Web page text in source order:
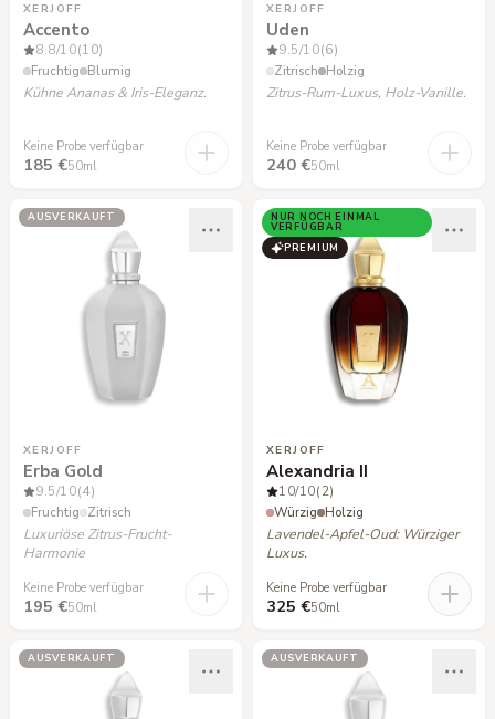
XERJOFF
Accento
8.8/10(10)
Fruchtig Blumig
Kühne Ananas & Iris-Eleganz.
Keine Probe verfügbar
185 €50ml
XERJOFF
Uden
9.5/10(6)
Zitrisch Holzig
Zitrus-Rum-Luxus, Holz-Vanille.
Keine Probe verfügbar
240 €50ml
AUSVERKAUFT
XERJOFF
Erba Gold
9.5/10(4)
Fruchtig Zitrisch
Luxuriöse Zitrus-Frucht-
Harmonie
Keine Probe verfügbar
195 €50ml
NUR NOCH EINMAL
VERFÜGBAR
PREMIUM
XERJOFF
Alexandria II
10/10(2)
Würzig Holzig
Lavendel-Apfel-Oud: Würziger
Luxus.
Keine Probe verfügbar
325 €50ml
AUSVERKAUFT AUSVERKAUFT